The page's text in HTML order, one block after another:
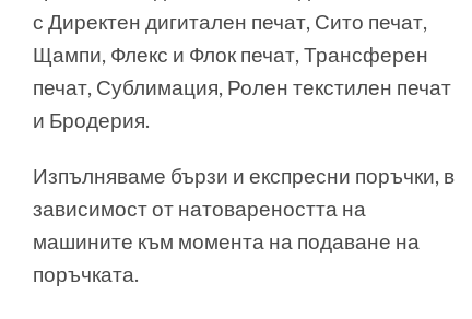
с Директен дигитален печат, Сито печат,
Щампи, Флекс и Флок печат, Трансферен
печат, Сублимация, Ролен текстилен печат
и Бродерия.
Изпълняваме бързи и експресни поръчки, в
зависимост от натовареността на
машините към момента на подаване на
поръчката.